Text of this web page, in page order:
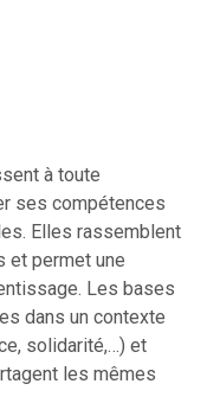
à toute
ses compétences
Elles rassemblent
et permet une
Les bases
dans un contexte
solidarité,…) et
les mêmes